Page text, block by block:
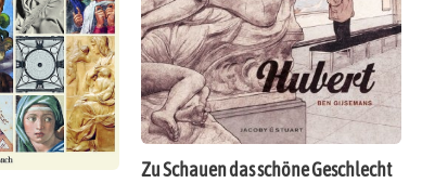
Zu Schauen das schöne Geschlecht